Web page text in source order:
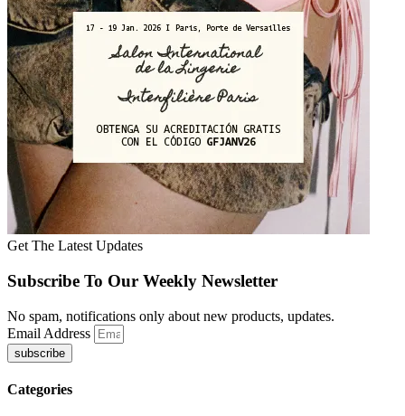
Get The Latest Updates
Subscribe To Our Weekly Newsletter
No spam, notifications only about new products, updates.
Email Address
subscribe
Categories